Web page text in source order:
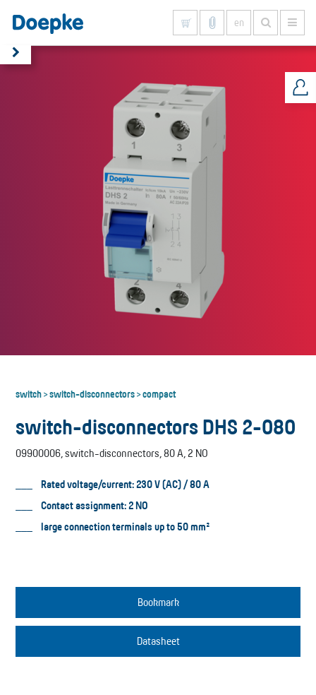
en
switch>switch-disconnectors>compact
switch-disconnectors DHS 2-080
09900006, switch-disconnectors, 80 A, 2 NO
Rated voltage/current: 230 V (AC) / 80 A
Contact assignment: 2 NO
large connection terminals up to 50 mm²
Bookmark
Datasheet